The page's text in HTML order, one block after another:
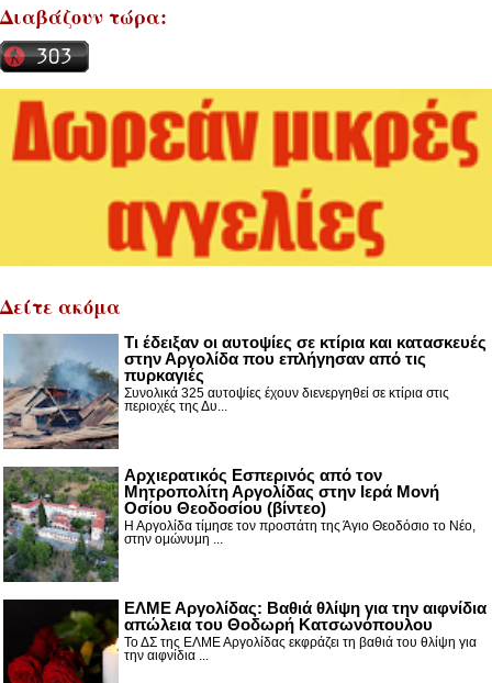
Διαβάζουν τώρα:
Δείτε ακόμα
Τι έδειξαν οι αυτοψίες σε κτίρια και κατασκευές
στην Αργολίδα που επλήγησαν από τις
πυρκαγιές
Συνολικά 325 αυτοψίες έχουν διενεργηθεί σε κτίρια στις
περιοχές της Δυ...
Αρχιερατικός Εσπερινός από τον
Μητροπολίτη Αργολίδας στην Ιερά Μονή
Οσίου Θεοδοσίου (βίντεο)
Η Αργολίδα τίμησε τον προστάτη της Άγιο Θεοδόσιο το Νέο,
στην ομώνυμη ...
ΕΛΜΕ Αργολίδας: Βαθιά θλίψη για την αιφνίδια
απώλεια του Θοδωρή Κατσωνόπουλου
Το ΔΣ της ΕΛΜΕ Αργολίδας εκφράζει τη βαθιά του θλίψη για
την αιφνίδια ...